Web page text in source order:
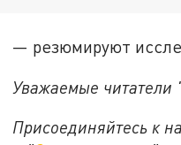
— резюмируют
Уважаемые читатели
Присоединяйтесь к